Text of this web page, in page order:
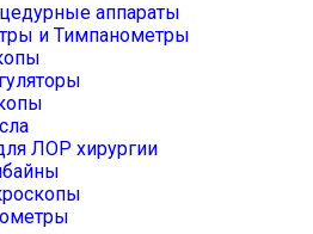
аппараты
и Тимпанометры
ЛОР хирургии